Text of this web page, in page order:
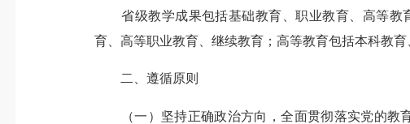
省级教学成果包括基础教育、职业教育、高等教
育、高等职业教育、继续教育；高等教育包括本科教
二、遵循原则
（一）坚持正确政治方向，全面贯彻落实党的教育